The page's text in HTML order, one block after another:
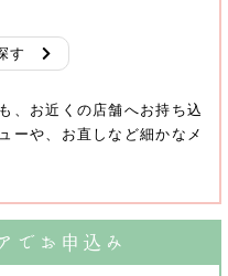
す
、お近くの店舗へお持ち込
ーや、お直しなど細かなメ
でお申込み